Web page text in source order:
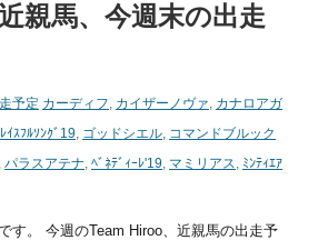
親馬、今週末の出走
予定 カーディフ, カイザーノヴァ, カナロアガ
ｲｽﾌﾙｿﾝｸﾞ19, ゴッドシエル, コマンドブルック
, パラスアテナ, ﾍﾞﾈﾃﾞｨｰﾚ'19, マミリアス, ﾐﾝﾃｨｴｱ
す。 今週のTeam Hiroo、近親馬の出走予